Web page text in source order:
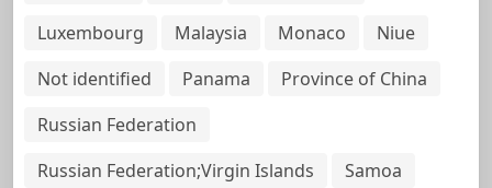
Luxembourg
Malaysia Monaco
Niue
Not identified
Panama
Province of China
Russian Federation
Russian Federation;Virgin Islands
Samoa